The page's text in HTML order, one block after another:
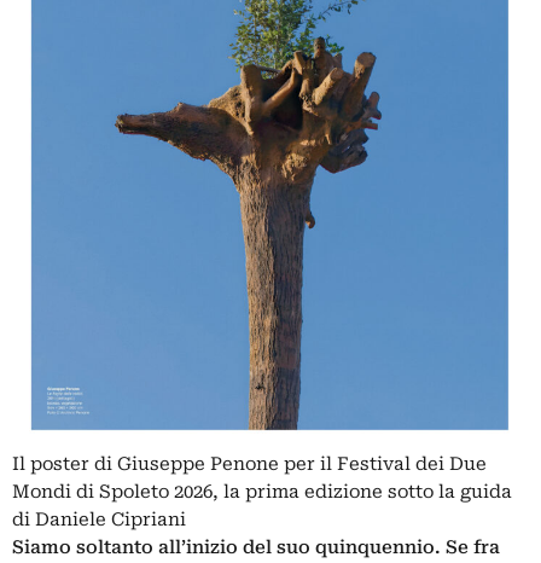
Il poster di Giuseppe Penone per il Festival dei Due
Mondi di Spoleto 2026, la prima edizione sotto la guida
di Daniele Cipriani
Siamo soltanto all’inizio del suo quinquennio. Se fra